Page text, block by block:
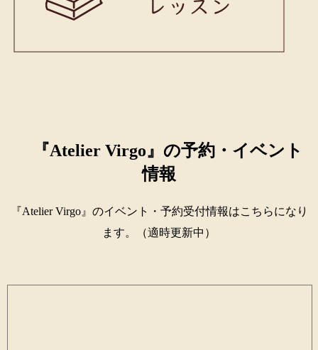
『Atelier Virgo』の予約・イベント
情報
『Atelier Virgo』のイベント・予約受付情報はこちらになり
ます。（適時更新中）